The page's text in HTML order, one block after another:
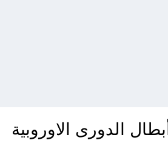
الدورى الاوروبية